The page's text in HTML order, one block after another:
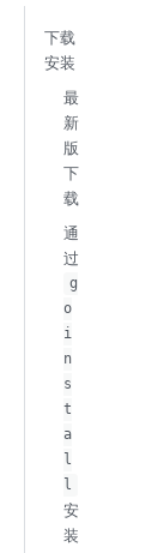
下载
安装
最
新
版
下
载
通
过
g
o
i
n
s
t
a
l
l
安
装